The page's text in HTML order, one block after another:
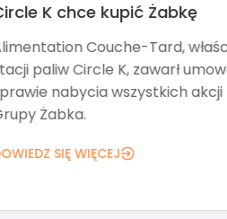
Żabkę
Tard, właściciel
K, zawarł umowę w
wszystkich akcji